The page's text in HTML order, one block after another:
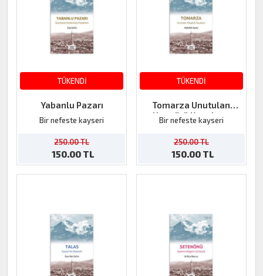
TÜKENDİ
Yabanlu Pazarı
Bir nefeste kayseri
250.00 TL
150.00 TL
TÜKENDİ
Tomarza Unutulan
Hoşgörü Kasabası
Bir nefeste kayseri
250.00 TL
150.00 TL